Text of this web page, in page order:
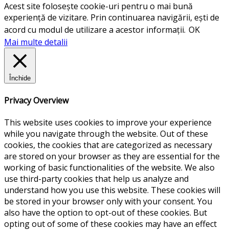
Acest site folosește cookie-uri pentru o mai bună
experiență de vizitare. Prin continuarea navigării, ești de
acord cu modul de utilizare a acestor informații. OK
Mai multe detalii
Închide
Privacy Overview
This website uses cookies to improve your experience
while you navigate through the website. Out of these
cookies, the cookies that are categorized as necessary
are stored on your browser as they are essential for the
working of basic functionalities of the website. We also
use third-party cookies that help us analyze and
understand how you use this website. These cookies will
be stored in your browser only with your consent. You
also have the option to opt-out of these cookies. But
opting out of some of these cookies may have an effect